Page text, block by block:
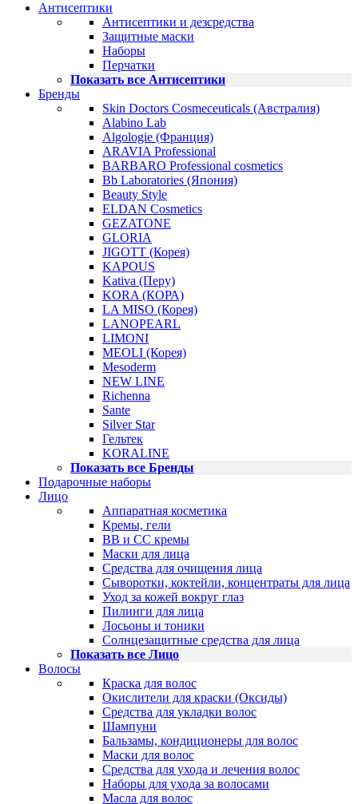
Антисептики
Антисептики и дезсредства
Защитные маски
Наборы
Перчатки
Показать все Антисептики
Бренды
Skin Doctors Cosmeceuticals (Австралия)
Alabino Lab
Algologie (Франция)
ARAVIA Professional
BARBARO Professional cosmetics
Bb Laboratories (Япония)
Beauty Style
ELDAN Cosmetics
GEZATONE
GLORIA
JIGOTT (Корея)
KAPOUS
Kativa (Перу)
KORA (КОРА)
LA MISO (Корея)
LANOPEARL
LIMONI
MEOLI (Корея)
Mesoderm
NEW LINE
Richenna
Sante
Silver Star
Гельтек
KORALINE
Показать все Бренды
Подарочные наборы
Лицо
Аппаратная косметика
Кремы, гели
BB и CC кремы
Маски для лица
Средства для очищения лица
Сыворотки, коктейли, концентраты для лица
Уход за кожей вокруг глаз
Пилинги для лица
Лосьоны и тоники
Солнцезащитные средства для лица
Показать все Лицо
Волосы
Краска для волос
Окислители для краски (Оксиды)
Средства для укладки волос
Шампуни
Бальзамы, кондиционеры для волос
Маски для волос
Средства для ухода и лечения волос
Наборы для ухода за волосами
Масла для волос